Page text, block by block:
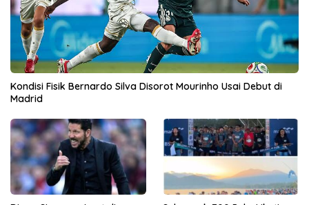
Kondisi Fisik Bernardo Silva Disorot Mourinho Usai Debut di
Madrid